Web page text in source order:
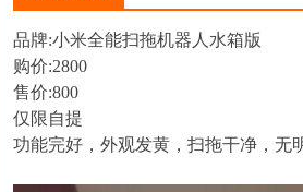
品牌:小米全能扫拖机器人水箱版
购价:2800
售价:800
仅限自提
功能完好，外观发黄，扫拖干净，无